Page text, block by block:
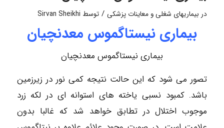
در بیماریهای شغلی و معاینات پزشکی / توسط Sirvan Sheikhi
بیماری نیستاگموس معدنچیان
بیماری نیستاگموس معدنچیان
تصور می شود که این حالت نتیجه کمی نور در زیرزمین
باشد. کمبود نسبی یاخته های استوانه ای در لکه زرد
موجوب اختلال در تطابق خواهد شد که غالبا بدون